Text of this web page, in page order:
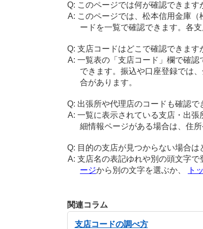
このページでは何が確認できます
このページでは、松本信用金庫
ードを一覧で確認できます。各
支店コードはどこで確認できます
一覧表の「支店コード」欄で確
できます。振込や口座登録では
合があります。
出張所や代理店のコードも確認で
一覧に表示されている支店・出
細情報ページがある場合は、住
目的の支店が見つからない場合は
支店名の表記ゆれや別の頭文字
ージから別の文字を選ぶか、 ト
関連コラム
支店コードの調べ方